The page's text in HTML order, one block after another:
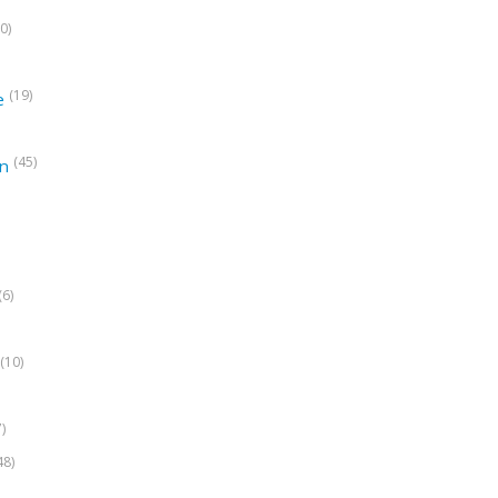
(19)
(45)
(10)